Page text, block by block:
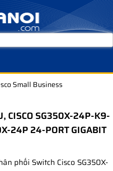
Small Business
CISCO SG350X-24P-K9-
24P 24-PORT GIGABIT
phối Switch Cisco SG350X-